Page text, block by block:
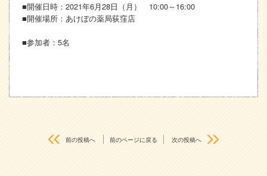
■開催日時：2021年6月28日（月） 10:00～16:00
■開催場所：あけぼの薬局荻窪店
■参加者：5名
前の投稿へ 前のページに戻る 次の投稿へ